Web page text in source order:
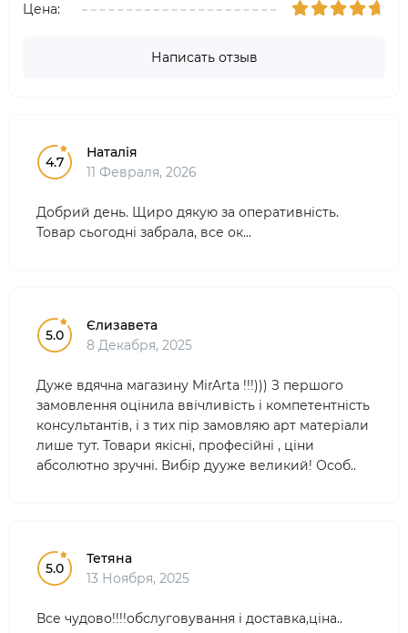
Цена:
Написать отзыв
4.7
Наталія
11 Февраля, 2026
Добрий день. Щиро дякую за оперативність.
Товар сьогодні забрала, все ок...
5.0
Єлизавета
8 Декабря, 2025
Дуже вдячна магазину MirArta !!!))) З першого
замовлення оцінила ввічливість і компетентність
консультантів, і з тих пір замовляю арт матеріали
лише тут. Товари якісні, професійні , ціни
абсолютно зручні. Вибір дууже великий! Особ..
5.0
Тетяна
13 Ноября, 2025
Все чудово!!!!обслуговування і доставка,ціна..